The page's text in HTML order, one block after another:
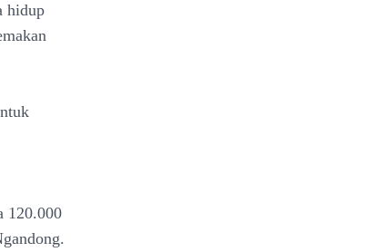
hidup
120.000